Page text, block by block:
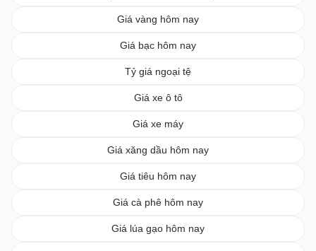
Giá vàng hôm nay
Giá bạc hôm nay
Tỷ giá ngoại tệ
Giá xe ô tô
Giá xe máy
Giá xăng dầu hôm nay
Giá tiêu hôm nay
Giá cà phê hôm nay
Giá lúa gạo hôm nay